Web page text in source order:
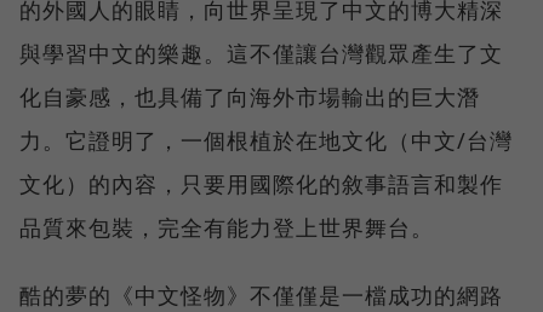
的外國人的眼睛，向世界呈現了中文的博大精深
與學習中文的樂趣。這不僅讓台灣觀眾產生了文
化自豪感，也具備了向海外市場輸出的巨大潛
力。它證明了，一個根植於在地文化（中文/台灣
文化）的內容，只要用國際化的敘事語言和製作
品質來包裝，完全有能力登上世界舞台。
酷的夢的《中文怪物》不僅僅是一檔成功的網路